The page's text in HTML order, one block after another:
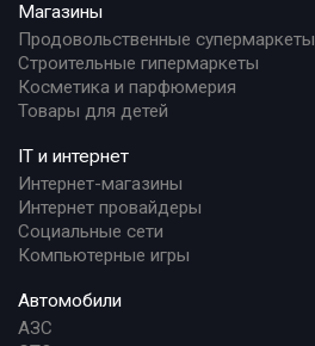
Магазины
Продовольственные супермаркеты
Строительные гипермаркеты
Косметика и парфюмерия
Товары для детей
IT и интернет
Интернет-магазины
Интернет провайдеры
Социальные сети
Компьютерные игры
Автомобили
АЗС